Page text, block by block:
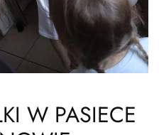
W PASIECE